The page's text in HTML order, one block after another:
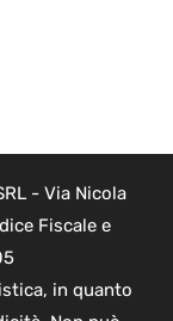
- Via Nicola
Fiscale e
in quanto